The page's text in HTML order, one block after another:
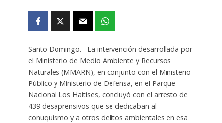
Santo Domingo.– La intervención desarrollada por
el Ministerio de Medio Ambiente y Recursos
Naturales (MMARN), en conjunto con el Ministerio
Público y Ministerio de Defensa, en el Parque
Nacional Los Haitises, concluyó con el arresto de
439 desaprensivos que se dedicaban al
conuquismo y a otros delitos ambientales en esa